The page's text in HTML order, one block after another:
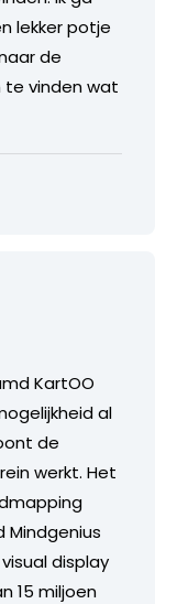
lekker potje
de
vinden wat
KartOO
al
de
werkt. Het
Mindgenius
display
15 miljoen